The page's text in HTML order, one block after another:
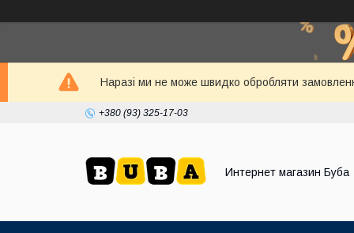
Наразі ми не може швидко обробляти
+380 (93) 325-17-03
Интернет магазин Буба